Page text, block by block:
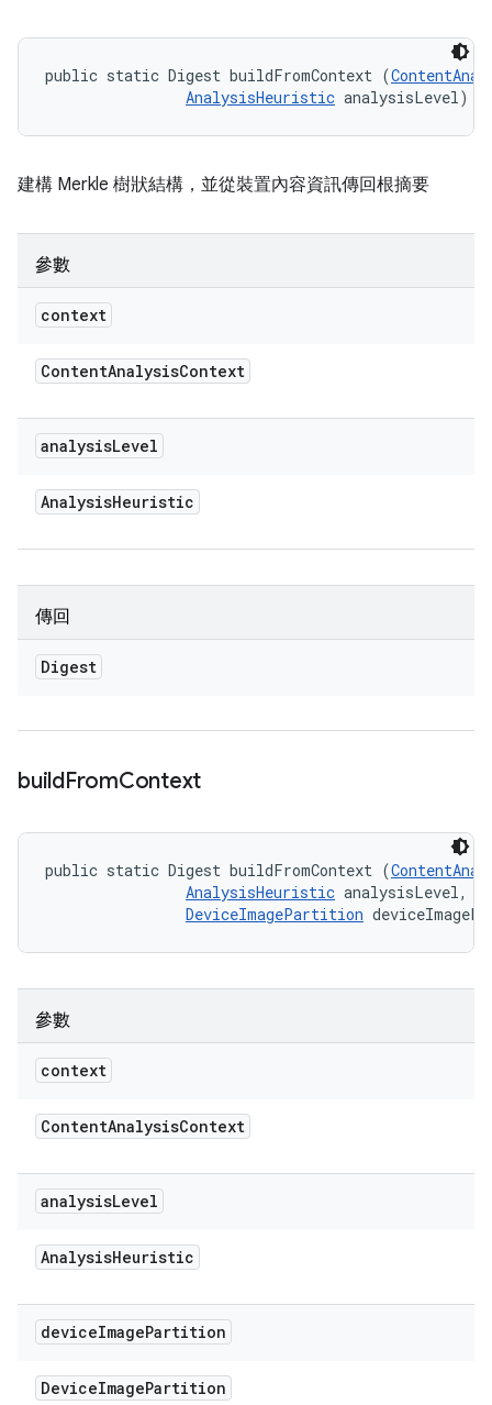
public static Digest buildFromContext (
AnalysisHeuristic analysisLevel)
建構 Merkle 樹狀結構，並從裝置內容資訊傳回根摘要
參數
context
ContentAnalysisContext
analysisLevel
AnalysisHeuristic
傳回
Digest
buildFromContext
public static Digest buildFromContext (
AnalysisHeuristic analysisLevel,
DeviceImagePartition
參數
context
ContentAnalysisContext
analysisLevel
AnalysisHeuristic
deviceImagePartition
DeviceImagePartition